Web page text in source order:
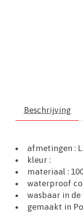
Beschrijving
afmetingen :
kleur :
materiaal :
waterproof
wasbaar in de
gemaakt in